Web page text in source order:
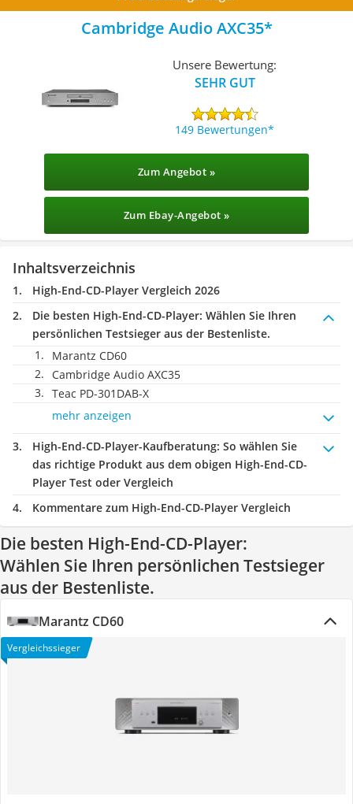
Cambridge Audio AXC35
Unsere Bewertung:
SEHR GUT
149 Bewertungen
Zum Angebot »
Zum Ebay-Angebot »
Inhaltsverzeichnis
High-End-CD-Player Vergleich 2026
Die besten High-End-CD-Player: Wählen Sie Ihren
persönlichen Testsieger aus der Bestenliste.
Marantz CD60
Cambridge Audio AXC35
Teac PD-301DAB-X
mehr anzeigen
High-End-CD-Player-Kaufberatung: So wählen Sie
das richtige Produkt aus dem obigen High-End-CD-
Player Test oder Vergleich
Kommentare zum High-End-CD-Player Vergleich
Die besten High-End-CD-Player:
Wählen Sie Ihren persönlichen Testsieger
aus der Bestenliste.
Marantz CD60
Vergleichssieger